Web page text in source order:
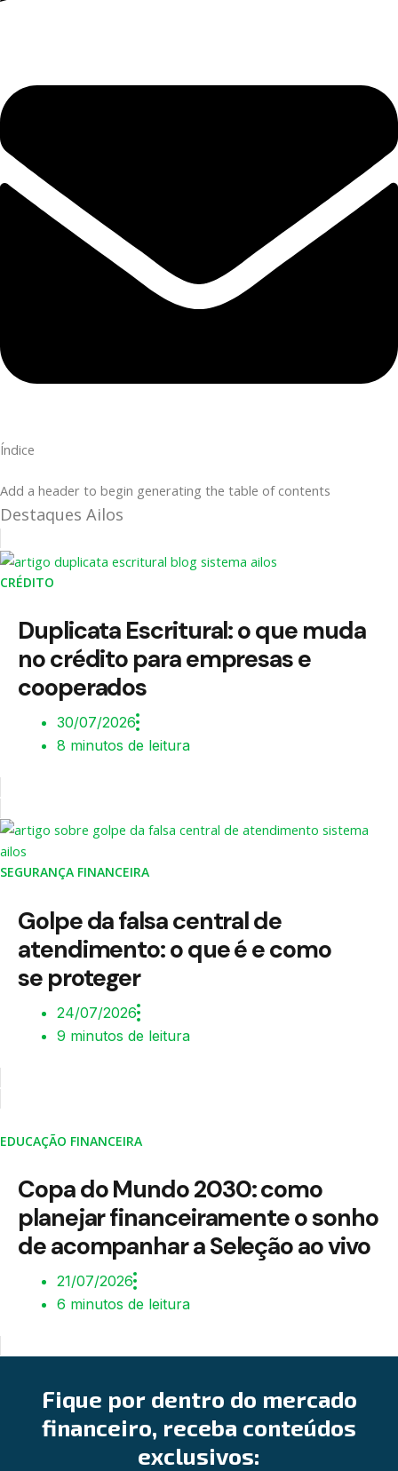
Índice
Add a header to begin generating the table of contents
Destaques Ailos
CRÉDITO
Duplicata Escritural: o que muda
no crédito para empresas e
cooperados
30/07/2026
8 minutos de leitura
SEGURANÇA FINANCEIRA
Golpe da falsa central de
atendimento: o que é e como
se proteger
24/07/2026
9 minutos de leitura
EDUCAÇÃO FINANCEIRA
Copa do Mundo 2030: como
planejar financeiramente o sonho
de acompanhar a Seleção ao vivo
21/07/2026
6 minutos de leitura
Fique por dentro do mercado
financeiro, receba conteúdos
exclusivos: